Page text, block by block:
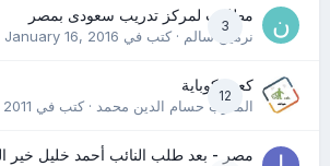
3
مطلوب لمركز تدريب سعودى بمصر
نرمين سالم· كتب في January 16, 2016
12
كعب كوباية
المدرب حسام الدين محمد· كتب في
مصر - بعد طلب النائب أحمد خليل خير